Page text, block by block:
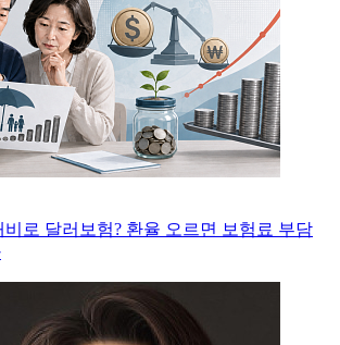
비로 달러보험? 환율 오르면 보험료 부담